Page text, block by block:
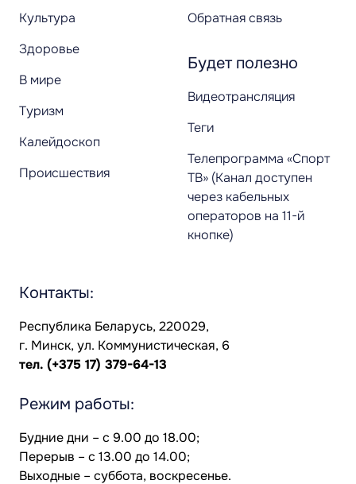
Культура
Здоровье
В мире
Туризм
Калейдоскоп
Происшествия
Обратная связь
Будет полезно
Видеотрансляция
Теги
Телепрограмма «Спорт
ТВ» (Канал доступен
через кабельных
операторов на 11-й
кнопке)
Контакты:
Республика Беларусь, 220029,
г. Минск, ул. Коммунистическая, 6
тел. (+375 17) 379-64-13
Режим работы:
Будние дни – с 9.00 до 18.00;
Перерыв – с 13.00 до 14.00;
Выходные – суббота, воскресенье.